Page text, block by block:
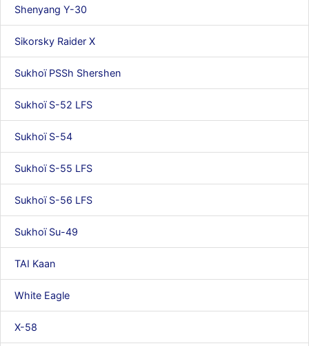
Shenyang Y-30
Sikorsky Raider X
Sukhoï PSSh Shershen
Sukhoï S-52 LFS
Sukhoï S-54
Sukhoï S-55 LFS
Sukhoï S-56 LFS
Sukhoï Su-49
TAI Kaan
White Eagle
X-58